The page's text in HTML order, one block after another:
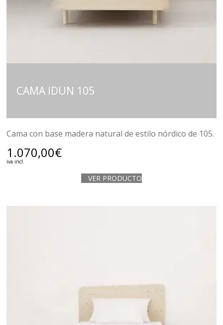
CAMA IDUN 105
Cama con base madera natural de estilo nórdico de 105.
1.070,00€
iva incl.
VER PRODUCTO